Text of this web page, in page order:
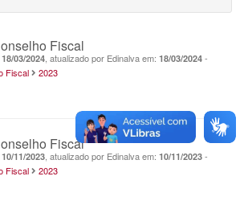
Fiscal
18/03/2024 , atualizado por Edinalva em: 18/03/2024 -
Fiscal 2023
Fiscal
10/11/2023 , atualizado por Edinalva em: 10/11/2023 -
Fiscal 2023